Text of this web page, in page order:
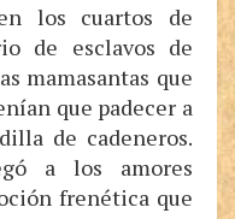
los cuartos de
de esclavos de
mamasantas que
que padecer a
de cadeneros.
a los amores
frenética que